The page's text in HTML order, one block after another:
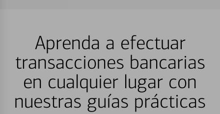
Aprenda a efectuar
transacciones bancarias
en cualquier lugar con
nuestras guías prácticas